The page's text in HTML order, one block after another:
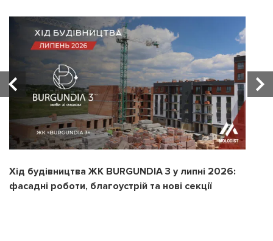
Хід будівництва ЖК BURGUNDIA 3 у липні 2026:
фасадні роботи, благоустрій та нові секції